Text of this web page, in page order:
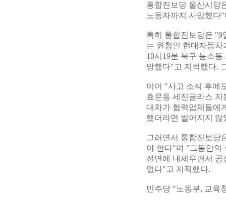
통합진보당 울산시당
노동자까지 사망했다
특히 통합진보당은 "9
는 원청인 현대자동
10시19분 북구 농소
망했다"고 지적했다.
이어 "사고 소식 후에
효문동 세진글라스
대차가 협력업체들에
했더라면 벌어지지
그러면서 통합진보당
야 한다"며 "그동안의
전면에 내세우면서
없다"고 지적했다.
민주당 "노동부, 교육